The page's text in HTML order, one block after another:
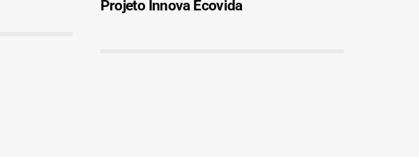
Projeto Innova Ecovida